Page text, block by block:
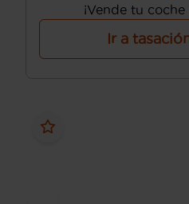
¡Vende tu
Ir a